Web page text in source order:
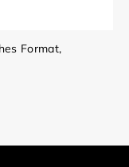
Format,